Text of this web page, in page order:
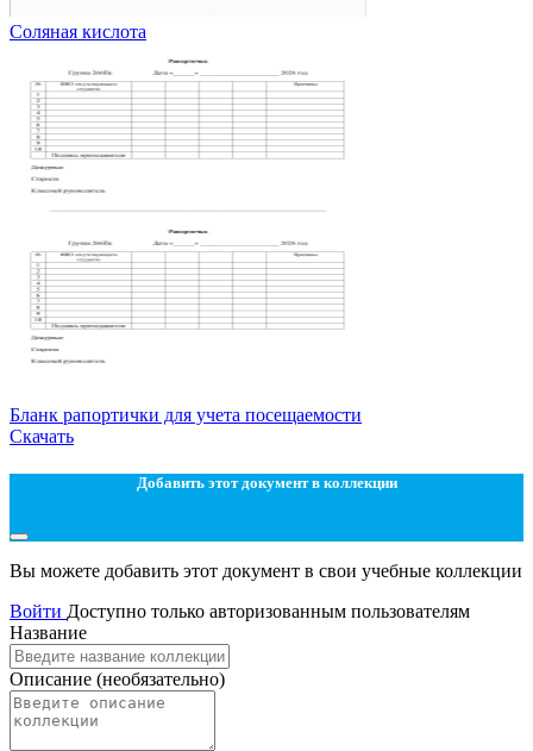
Соляная кислота
Бланк рапортички для учета посещаемости
Скачать
Добавить этот документ в коллекции
Вы можете добавить этот документ в свои учебные коллекции
Войти Доступно только авторизованным пользователям
Название
Описание (необязательно)